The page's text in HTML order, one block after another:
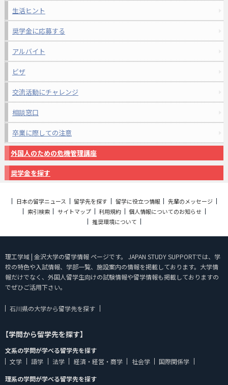
生活ヒント
奨学金に応募する
アルバイト
ビザ
交流活動にチャレンジ
相談窓口
卒業に際しての注意
外国人のための危機管理講座
奨学金を探す
日本の留学ニュース 留学先を探す 留学に役立つ情報
先輩のメッセージ
索引検索
サイトマップ 利用規約
個人情報についてのお知らせ
推奨環境について
理工学域 | 金沢大学の留学情報 ページです。 JAPAN STUDY SUPPORTでは、学
校の特色や入試情報、学部一覧、施設案内の情報を掲載しております。大学情
報だけでなく、外国人留学生向けの試験情報や留学情報も掲載しておりますの
でぜひご活用下さい。
石川県の大学から留学先を探す
【学問から留学先を探す】
文系の学問が学べる留学先を探す
文学
語学 法学 経済・経営・商学 社会学
国際関係学
理系の学問が学べる留学先を探す